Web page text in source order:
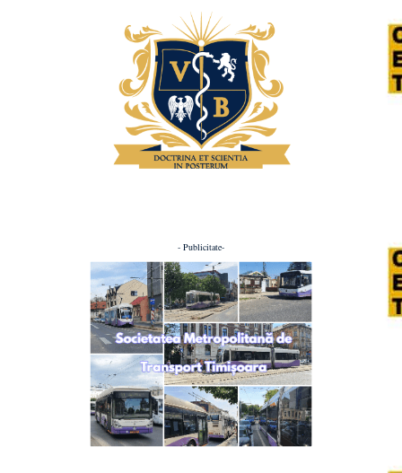
- Publicitate-